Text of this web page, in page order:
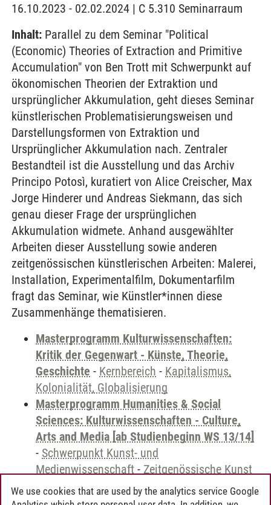
16.10.2023 - 02.02.2024 | C 5.310 Seminarraum
Inhalt: Parallel zu dem Seminar "Political
(Economic) Theories of Extraction and Primitive
Accumulation" von Ben Trott mit Schwerpunkt auf
ökonomischen Theorien der Extraktion und
ursprünglicher Akkumulation, geht dieses Seminar
künstlerischen Problematisierungsweisen und
Darstellungsformen von Extraktion und
Ursprünglicher Akkumulation nach. Zentraler
Bestandteil ist die Ausstellung und das Archiv
Principo Potosì, kuratiert von Alice Creischer, Max
Jorge Hinderer und Andreas Siekmann, das sich
genau dieser Frage der ursprünglichen
Akkumulation widmete. Anhand ausgewählter
Arbeiten dieser Ausstellung sowie anderen
zeitgenössischen künstlerischen Arbeiten: Malerei,
Installation, Experimentalfilm, Dokumentarfilm
fragt das Seminar, wie Künstler*innen diese
Zusammenhänge thematisieren.
Masterprogramm Kulturwissenschaften:
Kritik der Gegenwart - Künste, Theorie,
Geschichte - Kernbereich - Kapitalismus,
Kolonialität, Globalisierung
Masterprogramm Humanities & Social
Sciences: Kulturwissenschaften - Culture,
Arts and Media [ab Studienbeginn WS 13/14]
- Schwerpunkt Kunst- und
Medienwissenschaft - Zeitgenössische Kunst
We use cookies that are used by the analytics service Google